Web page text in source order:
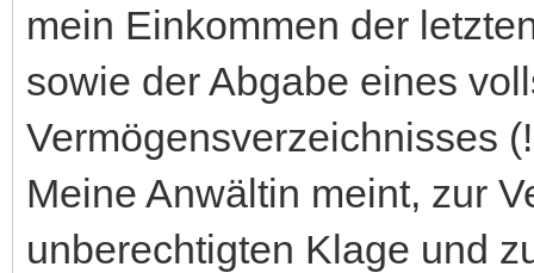
mein Einkommen der
sowie der Abgabe eines
Vermögensverzeichnisses
Meine Anwältin meint, zur
unberechtigten Klage und